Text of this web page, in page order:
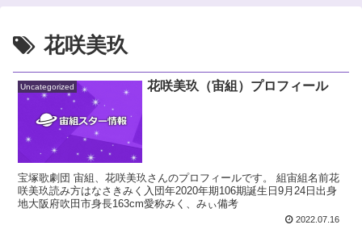
花咲美玖
Uncategorized 花咲美玖（宙組）プロフィール
宝塚歌劇団 宙組、花咲美玖さんのプロフィールです。 組宙組名前花
咲美玖読み方はなさきみく入団年2020年期106期誕生日9月24日出身
地大阪府吹田市身長163cm愛称みく、みぃ備考
2022.07.16